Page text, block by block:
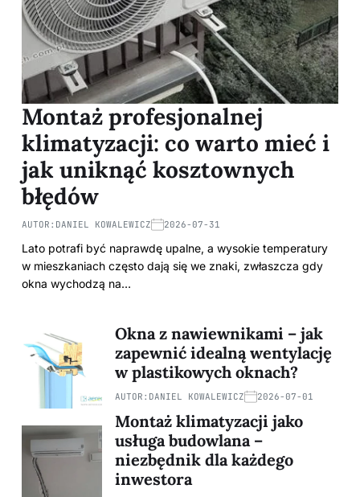
Montaż profesjonalnej
klimatyzacji: co warto mieć i
jak uniknąć kosztownych
błędów
AUTOR: DANIEL KOWALEWICZ 2026-07-31
Lato potrafi być naprawdę upalne, a wysokie temperatury
w mieszkaniach często dają się we znaki, zwłaszcza gdy
okna wychodzą na…
Okna z nawiewnikami – jak
zapewnić idealną wentylację
w plastikowych oknach?
AUTOR: DANIEL KOWALEWICZ 2026-07-01
Montaż klimatyzacji jako
usługa budowlana –
niezbędnik dla każdego
inwestora